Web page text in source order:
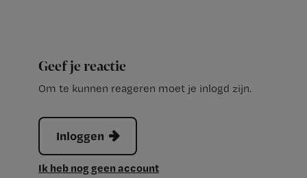
Geef je reactie
Om te kunnen reageren moet je inlogd zijn.
Inloggen
Ik heb nog geen account